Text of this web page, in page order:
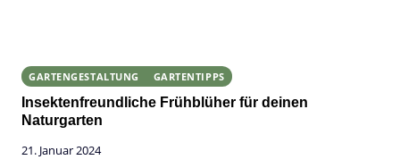
GARTENGESTALTUNG GARTENTIPPS
Insektenfreundliche Frühblüher für deinen
Naturgarten
21. Januar 2024